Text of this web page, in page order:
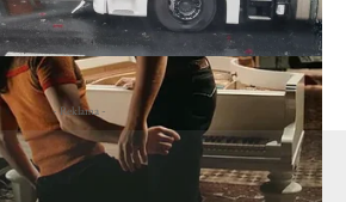
- Reklama -